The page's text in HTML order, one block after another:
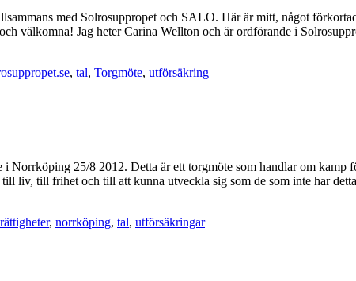
med Solrosuppropet och SALO. Här är mitt, något
välkomna! Jag heter Carina Wellton och är ordförande i
, tal, Torgmöte, utförsäkring
Norrköping 25/8 2012. Detta är ett torgmöte som handlar om
liv, till frihet och till att kunna utveckla sig som de som inte har
, norrköping, tal, utförsäkringar